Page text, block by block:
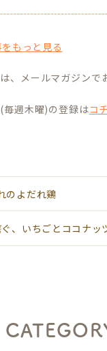
もっと見る
は、メールマガジンで
毎週木曜)の登録はコ
のよだれ鶏
、いちごとココナッ